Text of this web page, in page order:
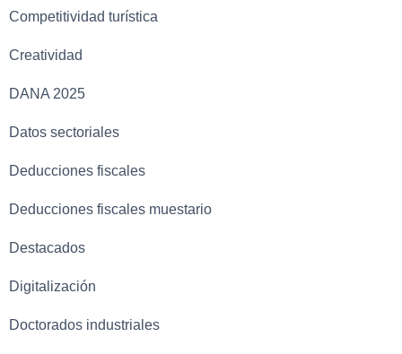
Competitividad turística
Creatividad
DANA 2025
Datos sectoriales
Deducciones fiscales
Deducciones fiscales muestario
Destacados
Digitalización
Doctorados industriales